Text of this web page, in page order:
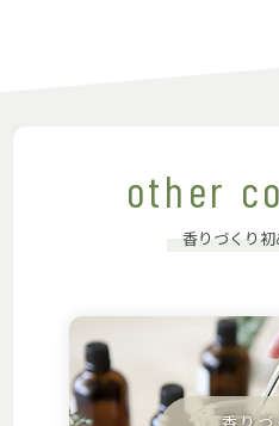
other
香りづくり